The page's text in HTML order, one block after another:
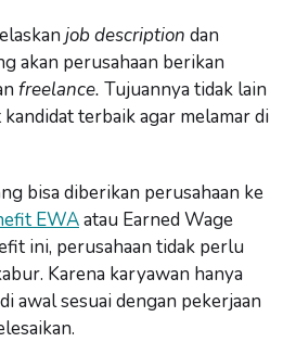
job description dan
akan perusahaan berikan
freelance. Tujuannya tidak lain
terbaik agar melamar di
bisa diberikan perusahaan ke
EWAatau Earned Wage
ini, perusahaan tidak perlu
Karena karyawan hanya
awal sesuai dengan pekerjaan